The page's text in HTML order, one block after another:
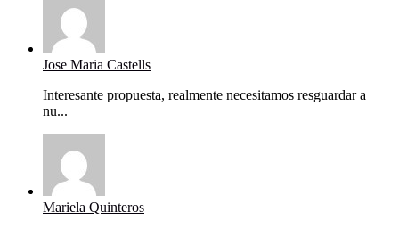
Jose Maria Castells
Interesante propuesta, realmente necesitamos resguardar a
nu...
Mariela Quinteros